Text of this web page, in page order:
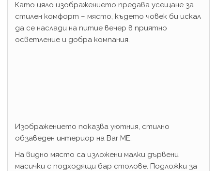
Като цяло изображението предава усещане за
стилен комфорт – място, където човек би искал
да се наслади на питие вечер в приятно
осветление и добра компания.
Изображението показва уютния, стилно
обзаведен интериор на Bar ME.
На видно място са изложени малки дървени
масички с подходящи бар столове. Подложки за